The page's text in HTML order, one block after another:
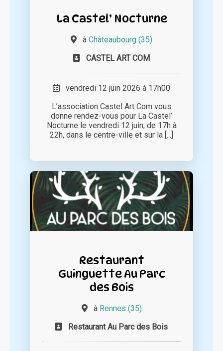
La Castel’ Nocturne
à Châteaubourg (35)
CASTEL ART COM
vendredi 12 juin 2026 à 17h00
L’association Castel Art Com vous
donne rendez-vous pour La Castel’
Nocturne le vendredi 12 juin, de 17h à
22h, dans le centre-ville et sur la [...]
Restaurant
Guinguette Au Parc
des Bois
à Rennes (35)
Restaurant Au Parc des Bois